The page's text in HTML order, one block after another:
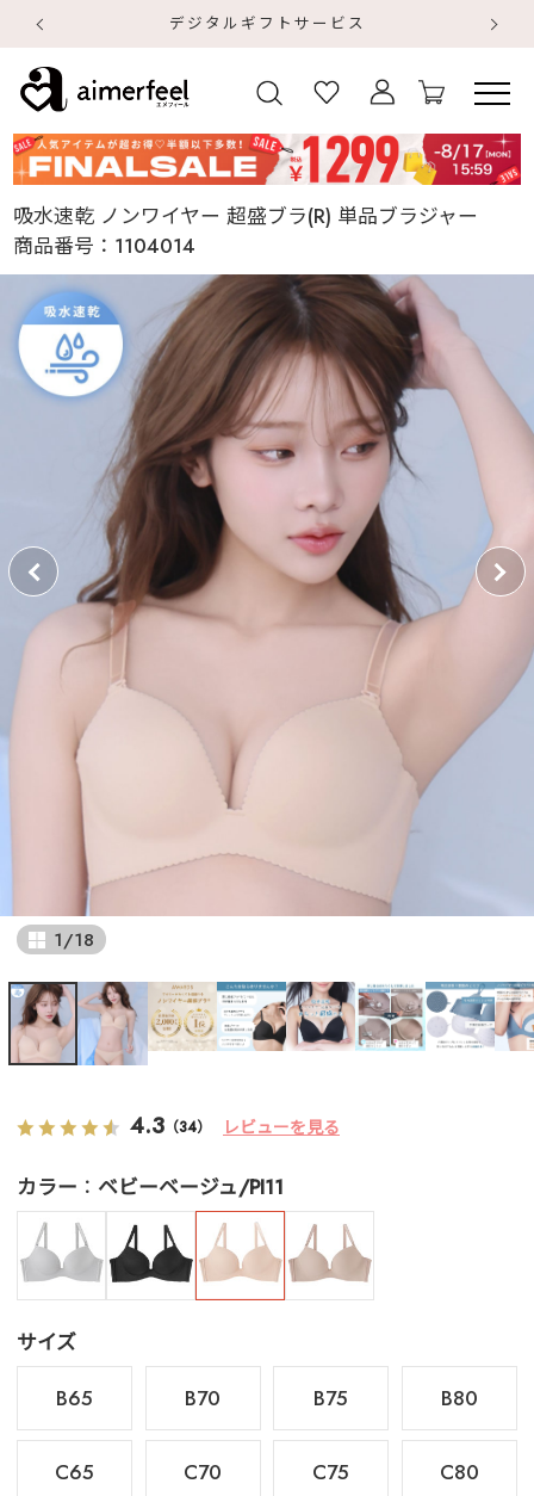
デジタルギフトサービス
吸水速乾 ノンワイヤー 超盛ブラ(R) 単品ブラジャー
商品番号： 1104014
1/18
4.3 （34） レビューを見る
カラー ベビーベージュ/PI11
サイズ
B65
B70 B75 B80
C65 C70 C75 C80